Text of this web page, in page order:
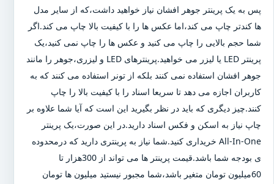
پس به یک پرینتر جوهر افشان نیاز خواهید داشت،که از سایر مدل
ها کندتر چاپ می کند،اما عکس ها را با کیفیت بالا چاپ می کند.اگر
شما حجم بالایی را چاپ می کنید و عکس ها را چاپ نمی کنید،یک
پرینتر LED یا لیزر می خواهید.پرینترهای LED و لیزری،جوهر را مانند
جوهر افشان استفاده نمی کنند بلکه از تونر استفاده می کنند که به
کاربران اجازه می دهد تا سریعا اسناد را با کیفیت بالا را چاپ
کنند.چیز دیگری که باید در نظر بگیرید این است که آیا شما علاوه بر
چاپ نیاز به اسکن و فکس اسناد دارید.در این صورت،یک پرینتر
All-In-One خریداری کنید.شما نیاز به پرینتری دارید که درمحدوده
ی بودجه شما باشد.قیمت پرینتر ها می تواند از 300هزار تا
60میلیون تومان متغیر باشد،شما مجبور نیستید میلیون ها تومان